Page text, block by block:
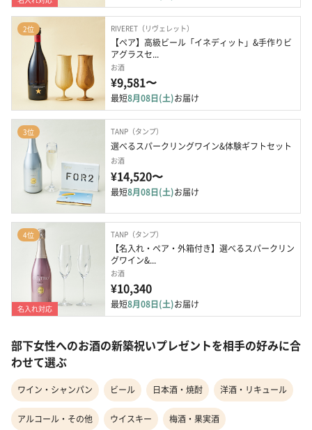
2位 RIVERET（リヴェレット）
【ペア】高級ビール「イネディット」&手作りビ
アグラスセ...
お酒
¥9,581〜
最短8月08日(土)お届け
3位 TANP（タンプ）
選べるスパークリングワイン&体験ギフトセット
お酒
¥14,520〜
最短8月08日(土)お届け
4位
名入れ対応
TANP（タンプ）
【名入れ・ペア・外箱付き】選べるスパークリン
グワイン&...
お酒
¥10,340
最短8月08日(土)お届け
部下女性へのお酒の新築祝いプレゼントを相手の好みに合
わせて選ぶ
ワイン・シャンパン ビール 日本酒・焼酎 洋酒・リキュール
アルコール・その他 ウイスキー 梅酒・果実酒